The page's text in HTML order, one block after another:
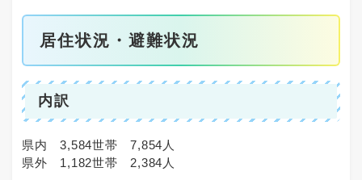
居住状況・避難状況
内訳
県内 3,584世帯 7,854人
県外 1,182世帯 2,384人